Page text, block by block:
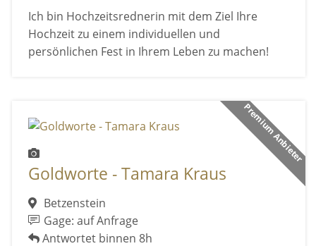
Ich bin Hochzeitsrednerin mit dem Ziel Ihre
Hochzeit zu einem individuellen und
persönlichen Fest in Ihrem Leben zu machen!
Premium Anbieter
Goldworte - Tamara Kraus
Betzenstein
Gage: auf Anfrage
Antwortet binnen 8h